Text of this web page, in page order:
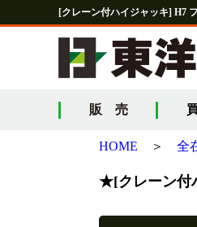
[クレーン付ハイジャッキ] H7
販 売
HOME ＞ 全
★[クレーン付